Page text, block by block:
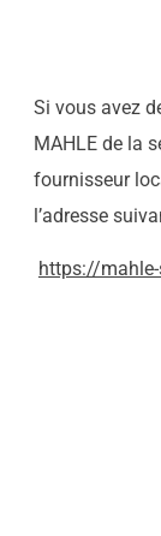
Si vous avez
MAHLE de la
fournisseur
l’adresse
https://